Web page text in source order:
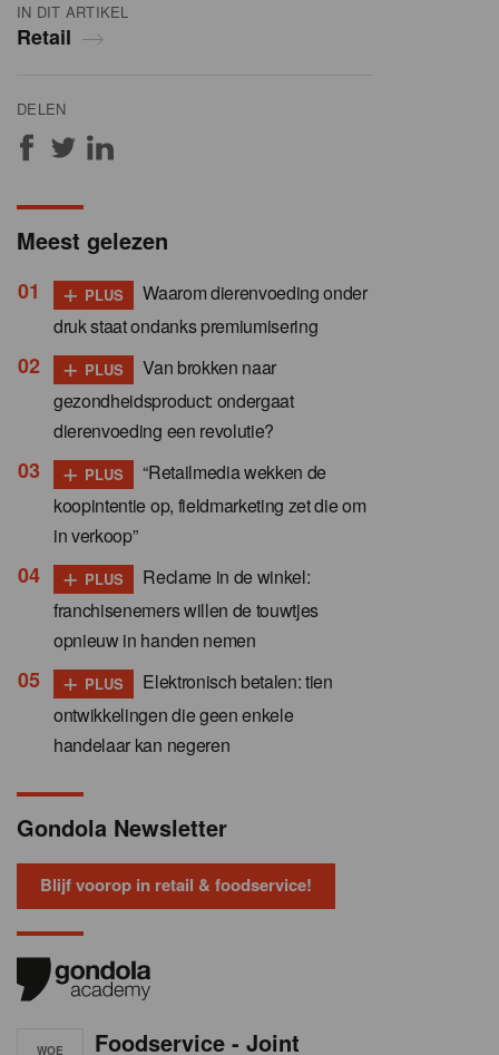
IN DIT ARTIKEL
Retail
DELEN
Meest gelezen
+ PLUS
Waarom dierenvoeding onder
druk staat ondanks premiumisering
+ PLUS
Van brokken naar
gezondheidsproduct: ondergaat
dierenvoeding een revolutie?
+ PLUS
“Retailmedia wekken de
koopintentie op, fieldmarketing zet die om
in verkoop”
+ PLUS
Reclame in de winkel:
franchisenemers willen de touwtjes
opnieuw in handen nemen
+ PLUS
Elektronisch betalen: tien
ontwikkelingen die geen enkele
handelaar kan negeren
Gondola Newsletter
Blijf voorop in retail & foodservice!
WOE
Foodservice - Joint